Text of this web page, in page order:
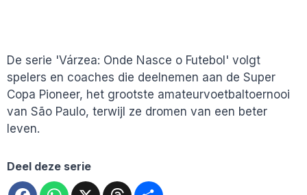
De serie 'Várzea: Onde Nasce o Futebol' volgt
spelers en coaches die deelnemen aan de Super
Copa Pioneer, het grootste amateurvoetbaltoernooi
van São Paulo, terwijl ze dromen van een beter
leven.
Deel deze serie
FacebookWhatsApp
X Threads